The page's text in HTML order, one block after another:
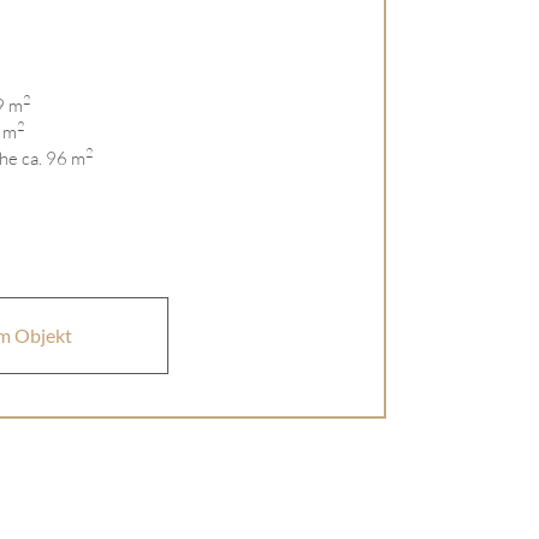
m2
2
ca. 96 m2
Objekt